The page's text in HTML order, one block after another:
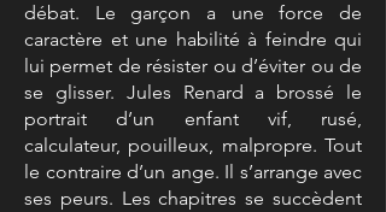
débat. Le garçon a une force de
caractère et une habilité à feindre qui
lui permet de résister ou d’éviter ou de
se glisser. Jules Renard a brossé le
portrait d’un enfant vif, rusé,
calculateur, pouilleux, malpropre. Tout
le contraire d’un ange. Il s’arrange avec
ses peurs. Les chapitres se succèdent